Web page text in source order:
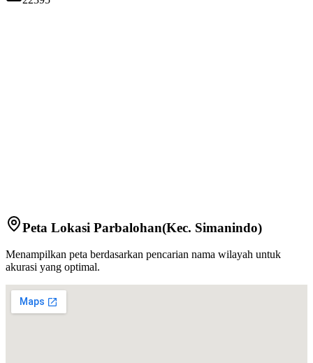
Peta Lokasi Parbalohan(Kec. Simanindo)
Menampilkan peta berdasarkan pencarian nama wilayah untuk
akurasi yang optimal.